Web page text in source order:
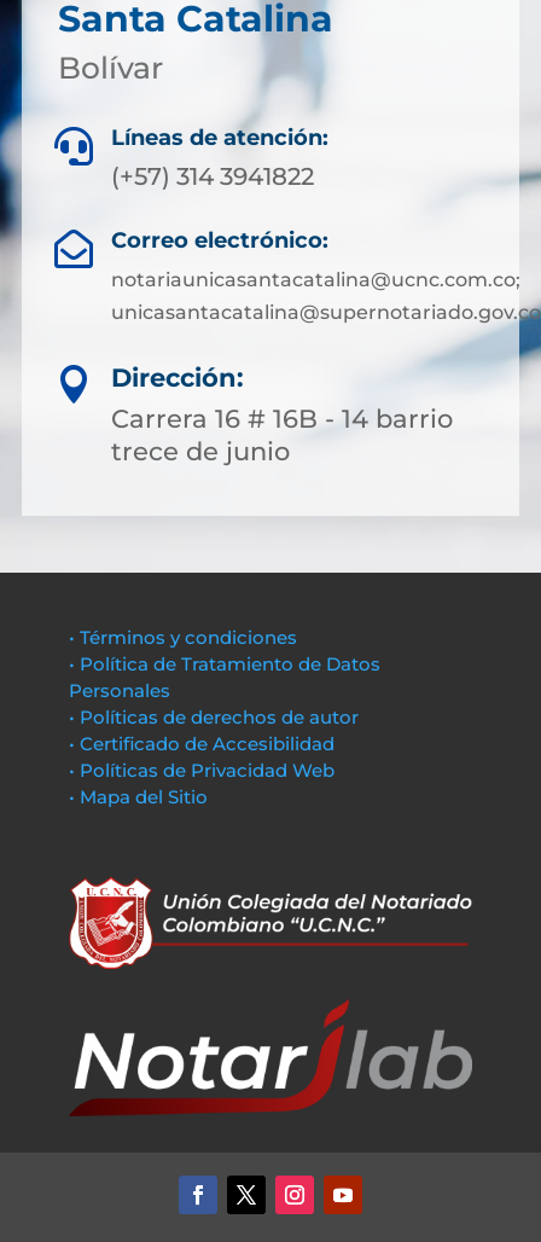
Santa Catalina
Bolívar
 Líneas de atención:
(+57) 314 3941822
 Correo electrónico:
notariaunicasantacatalina@ucnc.com.co;
unicasantacatalina@supernotariado.gov.co

Dirección:
Carrera 16 # 16B - 14 barrio
trece de junio
• Términos y condiciones
• Política de Tratamiento de Datos
Personales
• Políticas de derechos de autor
• Certificado de Accesibilidad
• Políticas de Privacidad Web
• Mapa del Sitio